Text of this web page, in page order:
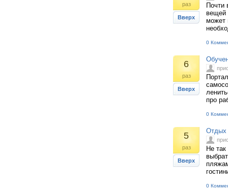
раз
Вверх
Почти
вещей
может
0
6
раз
Вверх
про
0
5
раз
Вверх
Отдых
Не
0